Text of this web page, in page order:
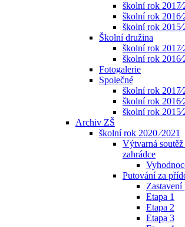
školní rok
školní rok
školní rok
Školní družina
školní rok
školní rok
Fotogalerie
Společné
školní rok
školní rok
školní rok
Archiv ZŠ
školní rok 2020 ⁄2021
Výtvarná soutěž
zahrádce
Putování za
Etapa 1
Etapa 2
Etapa 3